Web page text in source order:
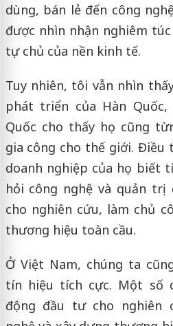
dùng, bán lẻ đến công
được nhìn nhận nghiêm
tự chủ của nền kinh tế.
Tuy nhiên, tôi vẫn nhìn
phát triển của Hàn
Quốc cho thấy họ cũng
gia công cho thế giới. Điều
doanh nghiệp của họ biết
hỏi công nghệ và quản
cho nghiên cứu, làm chủ
thương hiệu toàn cầu.
Ở Việt Nam, chúng ta
tín hiệu tích cực. Một số
động đầu tư cho nghiên